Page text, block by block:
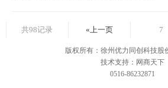
共98记录 «上一页 7
版权所有：徐州优力同创科技股
技术支持：网商天下
0516-86232871